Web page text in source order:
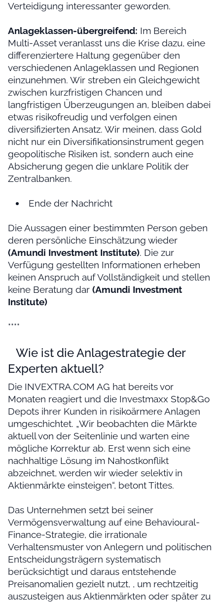
Verteidigung interessanter geworden.
Anlageklassen-übergreifend: Im Bereich
Multi-Asset veranlasst uns die Krise dazu, eine
differenziertere Haltung gegenüber den
verschiedenen Anlageklassen und Regionen
einzunehmen. Wir streben ein Gleichgewicht
zwischen kurzfristigen Chancen und
langfristigen Überzeugungen an, bleiben dabei
etwas risikofreudig und verfolgen einen
diversifizierten Ansatz. Wir meinen, dass Gold
nicht nur ein Diversifikationsinstrument gegen
geopolitische Risiken ist, sondern auch eine
Absicherung gegen die unklare Politik der
Zentralbanken.
Ende der Nachricht
Die Aussagen einer bestimmten Person geben
deren persönliche Einschätzung wieder
(Amundi Investment Institute). Die zur
Verfügung gestellten Informationen erheben
keinen Anspruch auf Vollständigkeit und stellen
keine Beratung dar (Amundi Investment
Institute)
****
Wie ist die Anlagestrategie der
Experten aktuell?
Die INVEXTRA.COM AG hat bereits vor
Monaten reagiert und die Investmaxx Stop&Go
Depots ihrer Kunden in risikoärmere Anlagen
umgeschichtet. „Wir beobachten die Märkte
aktuell von der Seitenlinie und warten eine
mögliche Korrektur ab. Erst wenn sich eine
nachhaltige Lösung im Nahostkonflikt
abzeichnet, werden wir wieder selektiv in
Aktienmärkte einsteigen“, betont Tittes.
Das Unternehmen setzt bei seiner
Vermögensverwaltung auf eine Behavioural-
Finance-Strategie, die irrationale
Verhaltensmuster von Anlegern und politischen
Entscheidungsträgern systematisch
berücksichtigt und daraus entstehende
Preisanomalien gezielt nutzt, , um rechtzeitig
auszusteigen aus Aktienmärkten oder später zu